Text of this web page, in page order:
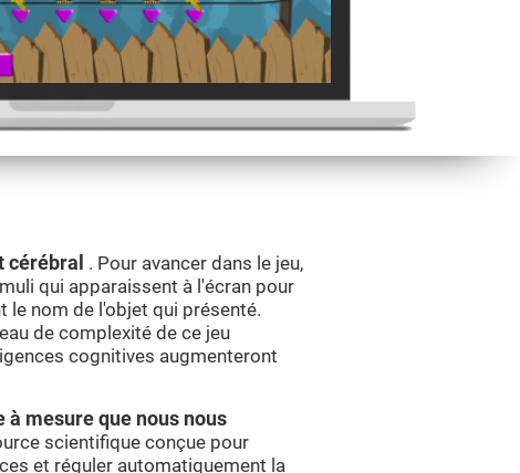
cérébral . Pour avancer dans le jeu,
qui apparaissent à l'écran pour
nom de l'objet qui présenté.
de complexité de ce jeu
cognitives augmenteront
mesure que nous nous
scientifique conçue pour
et réguler automatiquement la